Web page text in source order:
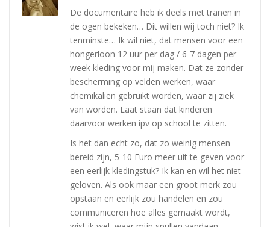
De documentaire heb ik deels met tranen in
de ogen bekeken… Dit willen wij toch niet? Ik
tenminste… Ik wil niet, dat mensen voor een
hongerloon 12 uur per dag / 6-7 dagen per
week kleding voor mij maken. Dat ze zonder
bescherming op velden werken, waar
chemikalien gebruikt worden, waar zij ziek
van worden. Laat staan dat kinderen
daarvoor werken ipv op school te zitten.
Is het dan echt zo, dat zo weinig mensen
bereid zijn, 5-10 Euro meer uit te geven voor
een eerlijk kledingstuk? Ik kan en wil het niet
geloven. Als ook maar een groot merk zou
opstaan en eerlijk zou handelen en zou
communiceren hoe alles gemaakt wordt,